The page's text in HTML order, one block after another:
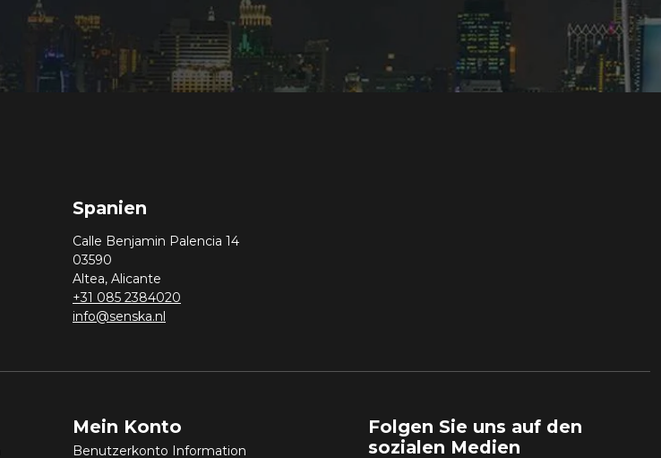
Spanien
Calle Benjamin Palencia 14
03590
Altea, Alicante
+31 085 2384020
info@senska.nl
Mein Konto
Benutzerkonto Information
Folgen Sie uns auf den
sozialen Medien